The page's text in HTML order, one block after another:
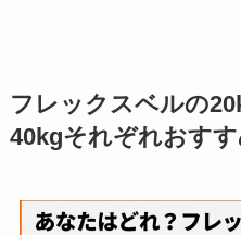
フレックスベルの
40kgそれぞれおすす